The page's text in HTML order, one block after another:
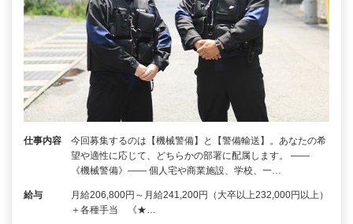
仕事内容
今回募集するのは【機械警備】と【警備輸送】。あなたの希
望や適性に応じて、どちらかの部署に配属します。 ――
《機械警備》―― 個人宅や商業施設、学校、一…
給与
月給206,800円～月給241,200円（大卒以上232,000円以上）
＋各種手当 《★…